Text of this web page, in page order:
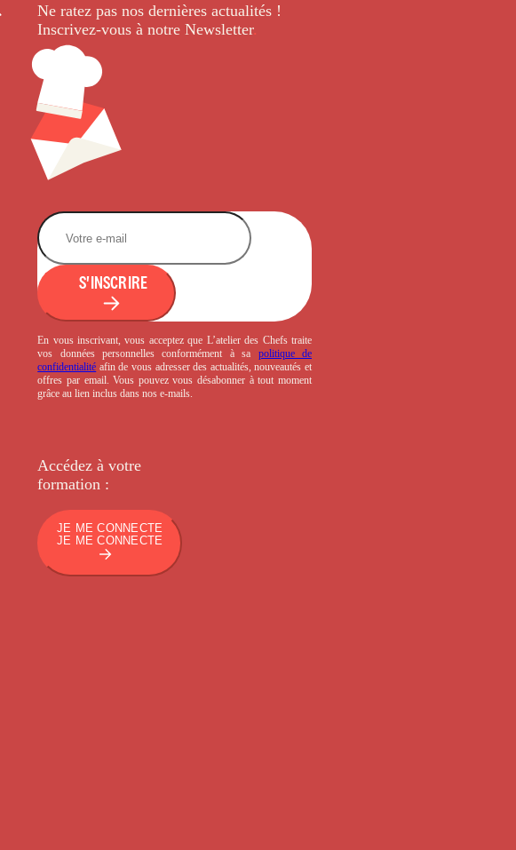
Ne ratez pas nos dernièresactualités !
Inscrivez-vous à notre Newsletter.
S'INSCRIRE
En vous inscrivant, vous acceptez que L’atelier des Chefs traite
vos données personnelles conformément à sa politique de
confidentialité afin de vous adresser des actualités, nouveautés et
offres par email. Vous pouvez vous désabonner à tout moment
grâce au lien inclus dans nos e-mails.
Accédez à votre
formation :
JE ME CONNECTE
JE ME CONNECTE